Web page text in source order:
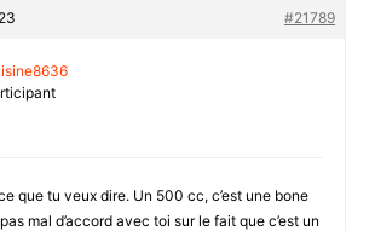
#21789
que tu veux dire. Un 500 cc, c’est une bone
mal d’accord avec toi sur le fait que c’est un